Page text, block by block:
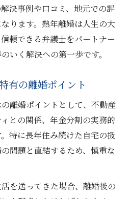
決事例や口コミ、地元での評
ります。熟年離婚は人生の大
頼できる弁護士をパートナー
いく解決への第一歩です。
有の離婚ポイント
離婚ポイントとして、不動産
との関係、年金分割の実務的
特に長年住み続けた自宅の扱
問題と直結するため、慎重な
を送ってきた場合、離婚後の